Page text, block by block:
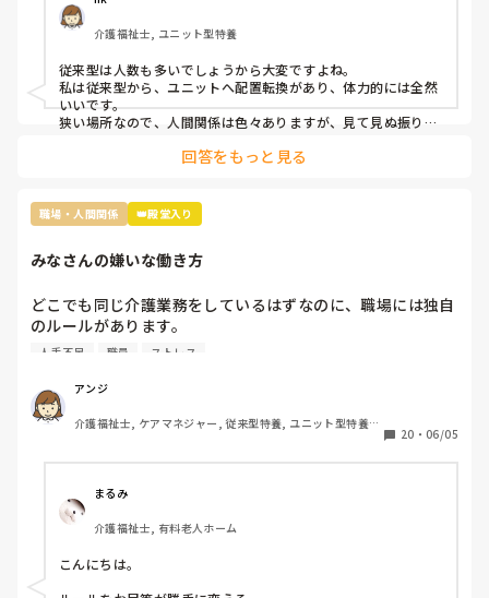
もし転職するならどの様な所が楽だと思いますか？
出来れば夜勤もある方が楽かなとは思います🙇
アドバイスよろしくお願いします🙏
介護福祉士, ユニット型特養
従来型は人数も多いでしょうから大変ですよね。
私は従来型から、ユニットへ配置転換があり、体力的には全然
いいです。
狭い場所なので、人間関係は色々ありますが、見て見ぬ振りし
わたしは、ユニットがおすすめです。
回答をもっと見る
職場・人間関係 👑殿堂入り
みなさんの嫌いな働き方
どこでも同じ介護業務をしているはずなのに、職場には独自
のルールがあります。
その中でもみなさんが、これだけは嫌だと思う働き方はなん
私は
連帯責任が強すぎる職場
働かない人のカバーが当たり前の職場
休みの日まで出勤がある職場
家でやってきてと平気で仕事を渡される職場
人手不足 職員 ストレス
アンジ
介護福祉士, ケアマネジャー, 従来型特養, ユニット型特養,
20 ・ 06/05
まるみ
介護福祉士, 有料老人ホーム
こんにちは。